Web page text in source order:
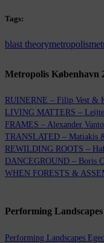
Tags:
blast theorymetropolis
Metropolis København
RUINERNE – Filip Vest &
LIVING MATTERS –
FRAMES – Alexander
TRANSLATED – Matiakis
REWILDING ROOTS –
DANCEGROUND – Boris
WHEN FORESTS &
Performing Landscapes
Performing Landscapes